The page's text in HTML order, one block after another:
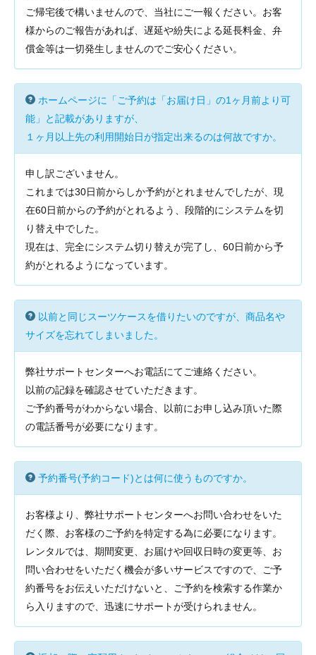
ご帰宅後で構いませんので、当社にご一報ください。お客
様からのご報告があれば、遅延や紛失による延長料金、弁
償金等は一切発生しませんのでご安心ください。
ホームページに「ご予約は「お届け日」の1ヶ月前より可
能」と記載がありますが、
１ヶ月以上先の利用開始日が指定出来るのは何故ですか。
申し訳ございません。
これまでは30日前からしか予約がとれませんでしたが、現
在60日前からの予約がとれるよう、段階的にシステムを切
り替え中でした。
現在は、完全にシステム切り替えが完了し、60日前から予
約がとれるようになっています。
以前と同じスーツケースを借りたいのですが、商品名や
サイズを忘れてしまいました。
弊社サポートセンターへお電話にてご連絡ください。
以前の記録を確認させていただきます。
ご予約番号がわからない場合、以前にお申し込み頂いた際
の電話番号が必要になります。
予約番号(予約コード)とは何に使うものですか。
お客様より、弊社サポートセンターへお問い合わせをいた
だく際、お客様のご予約を特定する為に必要になります。
レンタルでは、期間変更、お届けや回収日時の変更等、お
問い合わせをいただく機会が多いサービスですので、ご予
約番号をお伝えいただけないと、ご予約を検索する作業か
ら入りますので、迅速にサポートが受けられません。